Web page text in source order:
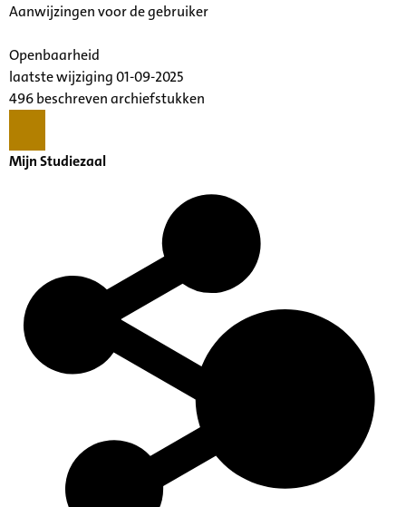
Aanwijzingen voor de gebruiker
Openbaarheid
laatste wijziging 01-09-2025
496 beschreven archiefstukken
Mijn Studiezaal